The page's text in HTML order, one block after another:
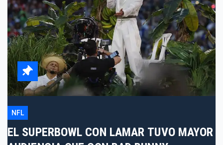
NFL
EL SUPERBOWL CON LAMAR TUVO MAYOR